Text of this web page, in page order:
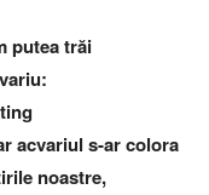
putea trăi
acvariul s-ar colora
noastre,